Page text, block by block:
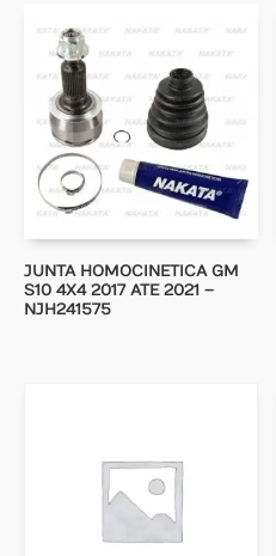
JUNTA HOMOCINETICA GM
S10 4X4 2017 ATE 2021 –
NJH241575